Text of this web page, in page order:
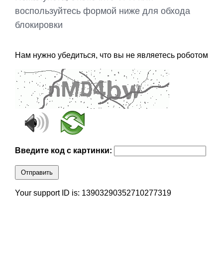
воспользуйтесь формой ниже для обхода
блокировки
Нам нужно убедиться, что вы не являетесь роботом
Введите код с картинки:
Отправить
Your support ID is: 13903290352710277319